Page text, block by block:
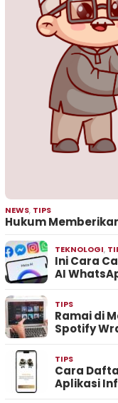
NEWS, TIPS
Hukum
TEKNOLOGI,
Ini Cara
AI
TIPS
Ramai di
Spotify
TIPS
Cara
Aplikasi